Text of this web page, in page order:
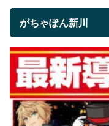
がちゃぽん新川